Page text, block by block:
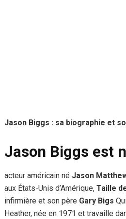
Jason Biggs : sa biographie et
Jason Biggs est
acteur américain né Jason
aux États-Unis d’Amérique, Taille
infirmière et son père Gary Bigs
Heather, née en 1971 et travaille